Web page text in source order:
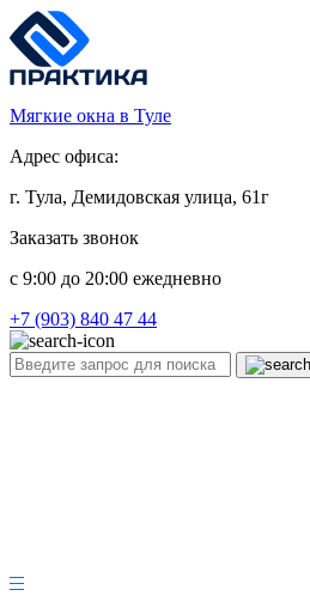
Мягкие окна в Туле
Адрес офиса:
г. Тула, Демидовская улица, 61г
Заказать звонок
c 9:00 до 20:00 ежедневно
+7 (903) 840 47 44